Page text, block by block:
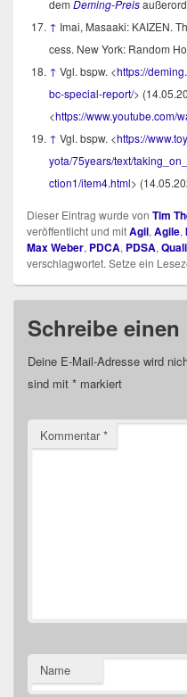
dem Deming-Preis
↑ Imai, Masaa­ki: KAIZEN.
cess. New York: Ran­dom
↑ Vgl. bspw. <https://​
b​c​-​s​p​e​c​i​al-report/>
<https://​www​.you​tube​.com/​
↑ Vgl. bspw. <https://​
y​o​t​a​/​7​5​y​e​a​r​s​/​t​e​x​t​/​
c​t​i​o​n​1​/​item4.html>
Dieser Eintrag wurde von Tim
veröffentlicht und mitAgil, Agile,
Max Weber, PDCA, PDSA,
verschlagwortet. Setze ein
Schreibe
Deine E-Mail-Adresse wird
sind mit * markiert
Kommentar*
Name